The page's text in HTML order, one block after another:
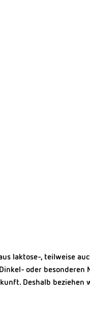
laktose-, teilweise
oder besonderen
Deshalb beziehen